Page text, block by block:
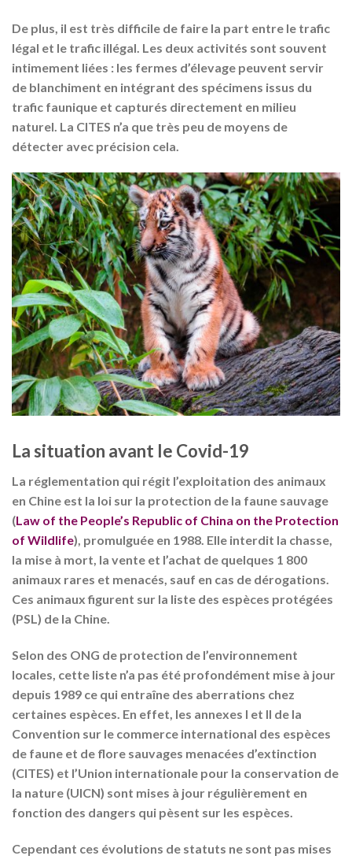
De plus, il est très difficile de faire la part entre le trafic
légal et le trafic illégal. Les deux activités sont souvent
intimement liées : les fermes d’élevage peuvent servir
de blanchiment en intégrant des spécimens issus du
trafic faunique et capturés directement en milieu
naturel. La CITES n’a que très peu de moyens de
détecter avec précision cela.
La situation avant le Covid-19
La réglementation qui régit l’exploitation des animaux
en Chine est la loi sur la protection de la faune sauvage
(Law of the People’s Republic of China on the Protection
of Wildlife), promulguée en 1988. Elle interdit la chasse,
la mise à mort, la vente et l’achat de quelques 1 800
animaux rares et menacés, sauf en cas de dérogations.
Ces animaux figurent sur la liste des espèces protégées
(PSL) de la Chine.
Selon des ONG de protection de l’environnement
locales, cette liste n’a pas été profondément mise à jour
depuis 1989 ce qui entraîne des aberrations chez
certaines espèces. En effet, les annexes I et II de la
Convention sur le commerce international des espèces
de faune et de flore sauvages menacées d’extinction
(CITES) et l’Union internationale pour la conservation de
la nature (UICN) sont mises à jour régulièrement en
fonction des dangers qui pèsent sur les espèces.
Cependant ces évolutions de statuts ne sont pas mises